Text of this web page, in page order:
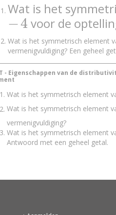
Wat is het
−4
-4 voor de
Wat is het symmetrisch element
vermenigvuldiging? Een geheel
- Eigenschappen van de
Wat is het symmetrisch element
Wat is het symmetrisch element
vermenigvuldiging?
Wat is het symmetrisch element
Antwoord met een geheel getal.